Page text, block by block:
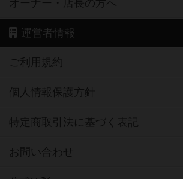
オーナー・店長の方へ
運営者情報
ご利用規約
個人情報保護方針
特定商取引法に基づく表記
お問い合わせ